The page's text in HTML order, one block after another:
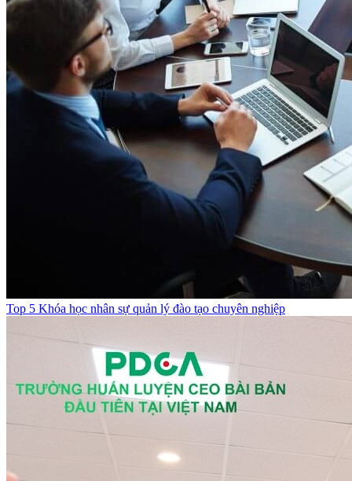
Top 5 Khóa học nhân sự quản lý đào tạo chuyên nghiệp